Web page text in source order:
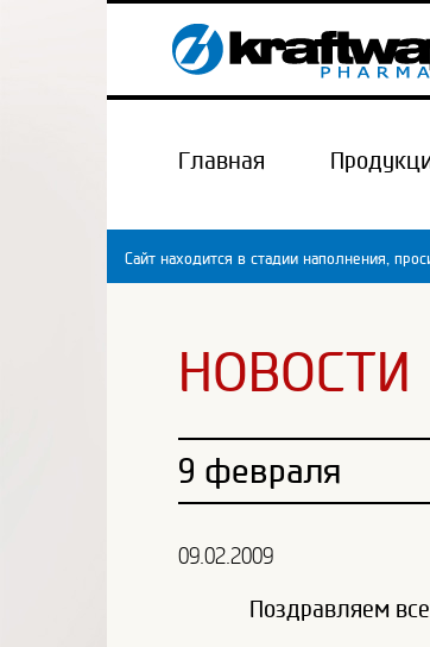
Главная
Сайт находится в стадии наполнения,
НОВОСТИ
9 февраля
09.02.2009
Поздравляем